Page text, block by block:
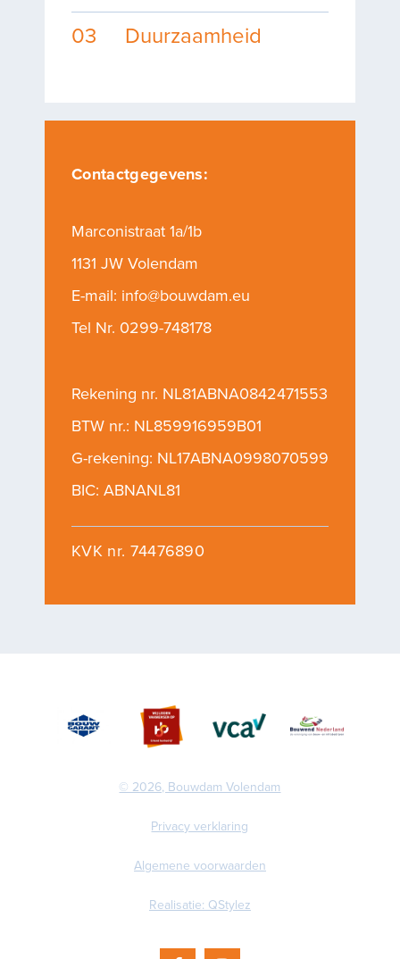
03
Duurzaamheid
Contactgegevens:
Marconistraat 1a/1b
1131 JW Volendam
E-mail: info@bouwdam.eu
Tel Nr. 0299-748178
Rekening nr. NL81ABNA0842471553
BTW nr.: NL859916959B01
G-rekening: NL17ABNA0998070599
BIC: ABNANL81
KVK nr. 74476890
© 2026, Bouwdam Volendam
Privacy verklaring
Algemene voorwaarden
Realisatie: QStylez